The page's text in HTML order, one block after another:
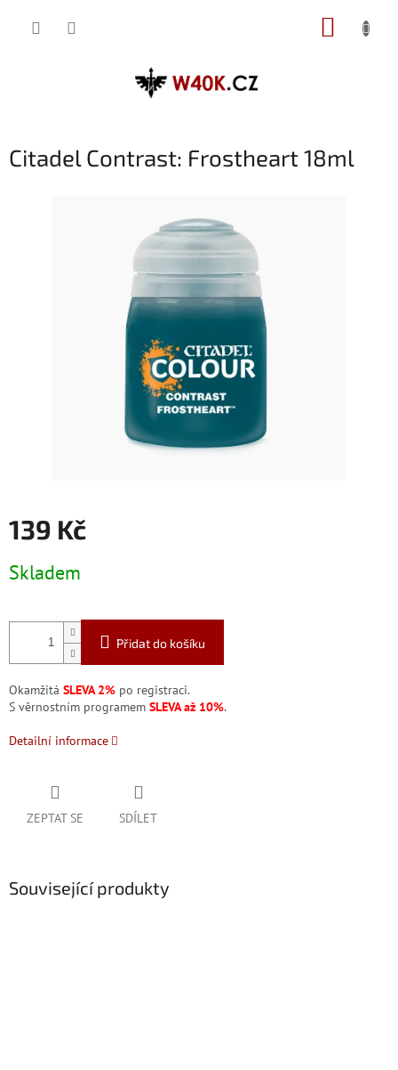
Citadel Contrast: Frostheart 18ml
139 Kč
cena:
Skladem
Přidat do košíku
Okamžitá SLEVA 2% po registraci.
S věrnostním programem SLEVA až 10%.
Detailní informace
ZEPTAT SE SDÍLET
Související produkty